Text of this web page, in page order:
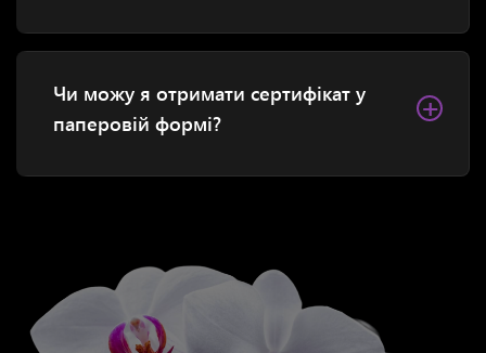
Чи можу я отримати сертифікат у
паперовій формі?
+